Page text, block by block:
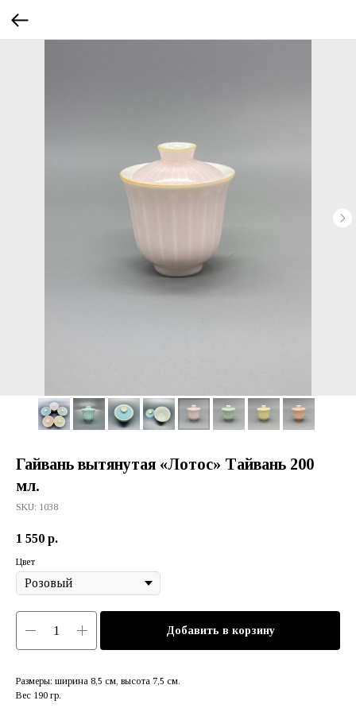
Гайвань вытянутая «Лотос» Тайвань 200
мл.
SKU: 1038
1 550 р.
Цвет
Добавить в корзину
Размеры: ширина 8,5 см, высота 7,5 см.
Вес 190 гр.